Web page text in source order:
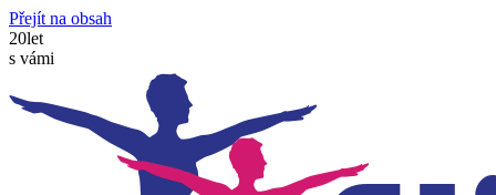
Přejít na obsah
20let
s vámi